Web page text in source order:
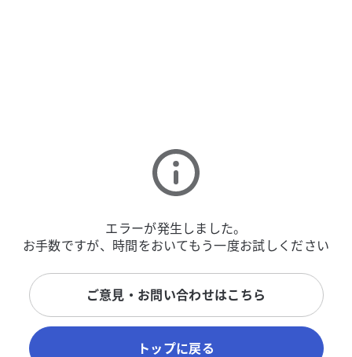
エラーが発生しました。
お手数ですが、時間をおいてもう一度お試しください
ご意見・お問い合わせはこちら
トップに戻る